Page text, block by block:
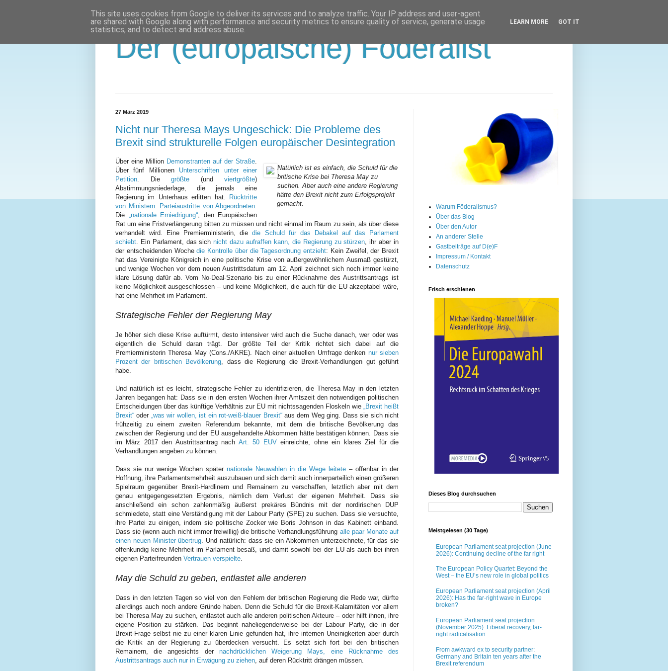
Der (europäische) Föderalist
27 März 2019
Nicht nur Theresa Mays Ungeschick: Die Probleme des
Brexit sind strukturelle Folgen europäischer Desintegration
Natürlich ist es einfach, die Schuld für die
britische Krise bei Theresa May zu
suchen. Aber auch eine andere Regierung
hätte den Brexit nicht zum Erfolgsprojekt
gemacht.
Über eine Million Demonstranten auf der Straße
Über fünf Millionen Unterschriften unter einer
Petition . Die größte (und viertgrößte)
Abstimmungsniederlage, die jemals eine
Regierung im Unterhaus erlitten hat. Rücktritte
von Ministern. Parteiaustritte von Abgeordneten
Die
„nationale Erniedrigung“ , den Europäischen
Rat um eine Fristverlängerung bitten zu müssen und nicht einmal im Raum zu sein, als über diese
verhandelt wird. Eine Premierministerin, diedie Schuld für das Debakel auf das Parlament
schiebt . Ein Parlament, das sichnicht dazu aufraffen kann, die Regierung zu stürzen , ihr aber in
der entscheidenden Wochedie Kontrolle über die Tagesordnung entzieht: Kein Zweifel, der Brexit
hat das Vereinigte Königreich in eine politische Krise von außergewöhnlichem Ausmaß gestürzt,
und wenige Wochen vor dem neuen Austrittsdatum am 12. April zeichnet sich noch immer keine
klare Lösung dafür ab. Vom No-Deal-Szenario bis zu einer Rücknahme des Austrittsantrags ist
keine Möglichkeit ausgeschlossen – und keine Möglichkeit, die auch für die EU akzeptabel wäre,
hat eine Mehrheit im Parlament.
Strategische Fehler der Regierung May
Je höher sich diese Krise auftürmt, desto intensiver wird auch die Suche danach, wer oder was
eigentlich die Schuld daran trägt. Der größte Teil der Kritik richtet sich dabei auf die
Premierministerin Theresa May (Cons./AKRE). Nach einer aktuellen Umfrage denken nur sieben
Prozent der britischen Bevölkerung , dass die Regierung die Brexit-Verhandlungen gut geführt
habe.
Und natürlich ist es leicht, strategische Fehler zu identifizieren, die Theresa May in den letzten
Jahren begangen hat: Dass sie in den ersten Wochen ihrer Amtszeit den notwendigen politischen
Entscheidungen über das künftige Verhältnis zur EU mit nichtssagenden Floskeln wie „Brexit heißt
Brexit“ oder „was wir wollen, ist ein rot-weiß-blauer Brexit“aus dem Weg ging. Dass sie sich nicht
frühzeitig zu einem zweiten Referendum bekannte, mit dem die britische Bevölkerung das
zwischen der Regierung und der EU ausgehandelte Abkommen hätte bestätigen können. Dass sie
im März 2017 den Austrittsantrag nach Art. 50 EUVeinreichte, ohne ein klares Ziel für die
Verhandlungen angeben zu können.
Dass sie nur wenige Wochen später nationale Neuwahlen in die Wege leitete – offenbar in der
Hoffnung, ihre Parlamentsmehrheit auszubauen und sich damit auch innerparteilich einen größeren
Spielraum gegenüber Brexit-Hardlinern und Remainern zu verschaffen, letztlich aber mit dem
genau entgegengesetzten Ergebnis, nämlich dem Verlust der eigenen Mehrheit. Dass sie
anschließend ein schon zahlenmäßig äußerst prekäres Bündnis mit der nordirischen DUP
schmiedete, statt eine Verständigung mit der Labour Party (SPE) zu suchen. Dass sie versuchte,
ihre Partei zu einigen, indem sie politische Zocker wie Boris Johnson in das Kabinett einband.
Dass sie (wenn auch nicht immer freiwillig) die britische Verhandlungsführung alle paar Monate auf
einen neuen Minister übertrug . Und natürlich: dass sie ein Abkommen unterzeichnete, für das sie
offenkundig keine Mehrheit im Parlament besaß, und damit sowohl bei der EU als auch bei ihren
eigenen Parteifreunden Vertrauen verspielte
May die Schuld zu geben, entlastet alle anderen
Dass in den letzten Tagen so viel von den Fehlern der britischen Regierung die Rede war, dürfte
allerdings auch noch andere Gründe haben. Denn die Schuld für die Brexit-Kalamitäten vor allem
bei Theresa May zu suchen, entlastet auch alle anderen politischen Akteure – oder hilft ihnen, ihre
eigene Position zu stärken. Das beginnt naheliegenderweise bei der Labour Party, die in der
Brexit-Frage selbst nie zu einer klaren Linie gefunden hat, ihre internen Uneinigkeiten aber durch
die Kritik an der Regierung zu überdecken versucht. Es setzt sich fort bei den britischen
Remainern, die angesichts der nachdrücklichen Weigerung Mays, eine Rücknahme des
Austrittsantrags auch nur in Erwägung zu ziehen , auf deren Rücktritt drängen müssen.
Warum Föderalismus?
Über das Blog
Über den Autor
An anderer Stelle
Gastbeiträge auf D(e)F
Impressum / Kontakt
Datenschutz
Frisch erschienen
Dieses Blog durchsuchen
Meistgelesen (30 Tage)
European Parliament seat projection (June
2026): Continuing decline of the far right
The European Policy Quartet: Beyond the
West – the EU’s new role in global politics
European Parliament seat projection (April
2026): Has the far-right wave in Europe
broken?
European Parliament seat projection
(November 2025): Liberal recovery, far-
right radicalisation
From awkward ex to security partner:
Germany and Britain ten years after the
Brexit referendum
This site uses cookies from Google to deliver its services and to analyze traffic. Your IP address and user-agent
are shared with Google along with performance and security metrics to ensure quality of service, generate usage
statistics, and to detect and address abuse.
LEARN MORE GOT IT